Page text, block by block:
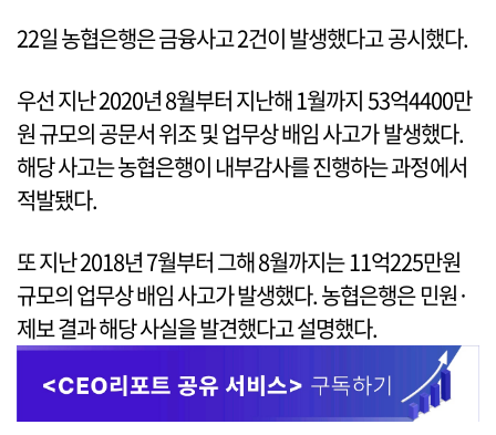
22일 농협은행은 금융사고 2건이 발생했다고 공시했다.
우선 지난 2020년 8월부터 지난해 1월까지 53억4400만
원 규모의 공문서 위조 및 업무상 배임 사고가 발생했다.
해당 사고는 농협은행이 내부감사를 진행하는 과정에서
적발됐다.
또 지난 2018년 7월부터 그해 8월까지는 11억225만원
규모의 업무상 배임 사고가 발생했다. 농협은행은 민원·
제보 결과 해당 사실을 발견했다고 설명했다.